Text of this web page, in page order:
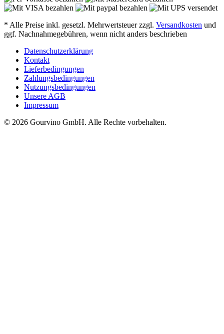
* Alle Preise inkl. gesetzl. Mehrwertsteuer zzgl. Versandkosten und
ggf. Nachnahmegebühren, wenn nicht anders beschrieben
Datenschutzerklärung
Kontakt
Lieferbedingungen
Zahlungsbedingungen
Nutzungsbedingungen
Unsere AGB
Impressum
© 2026 Gourvino GmbH. Alle Rechte vorbehalten.